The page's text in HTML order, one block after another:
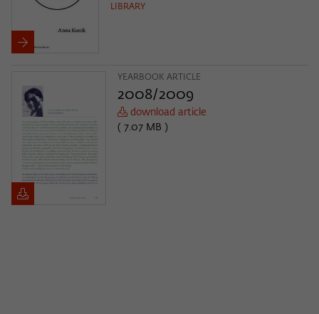
LIBRARY
YEARBOOK ARTICLE
2008/2009
download article
( 7.07 MB )